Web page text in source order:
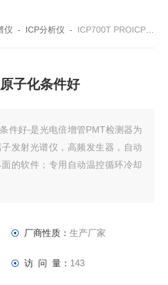
仪 - ICP分析仪 - ICP700T PROICP离子体发射光谱仪 原子化条件好
子化条件好
件好-是光电倍增管PMT检测器为
发射光谱仪，高频发生器，自动
的软件；专用自动温控循环冷却
厂商性质： 生产厂家
访 问 量： 143